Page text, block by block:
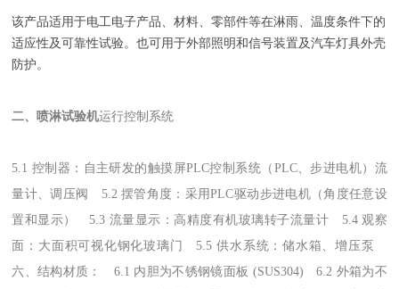
该产品适用于电工电子产品、材料、零部件等在淋雨、温度条件下的
适应性及可靠性试验。也可用于外部照明和信号装置及汽车灯具外壳
防护。
二、喷淋试验机运行控制系统
5.1 控制器：自主研发的触摸屏PLC控制系统（PLC、步进电机）流
量计、调压阀 5.2 摆管角度：采用PLC驱动步进电机（角度任意设
置和显示） 5.3 流量显示：高精度有机玻璃转子流量计 5.4 观察
面：大面积可视化钢化玻璃门 5.5 供水系统：储水箱、增压泵
六、结构材质： 6.1 内胆为不锈钢镜面板 (SUS304) 6.2 外箱为不